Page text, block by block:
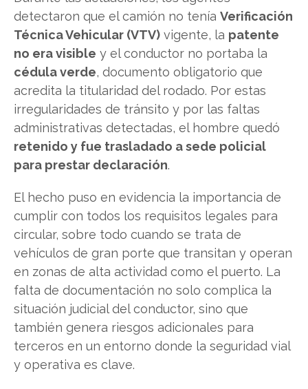
detectaron que el camión no tenía Verificación
Técnica Vehicular (VTV) vigente, la patente
no era visible y el conductor no portaba la
cédula verde, documento obligatorio que
acredita la titularidad del rodado. Por estas
irregularidades de tránsito y por las faltas
administrativas detectadas, el hombre quedó
retenido y fue trasladado a sede policial
para prestar declaración.
El hecho puso en evidencia la importancia de
cumplir con todos los requisitos legales para
circular, sobre todo cuando se trata de
vehículos de gran porte que transitan y operan
en zonas de alta actividad como el puerto. La
falta de documentación no solo complica la
situación judicial del conductor, sino que
también genera riesgos adicionales para
terceros en un entorno donde la seguridad vial
y operativa es clave.